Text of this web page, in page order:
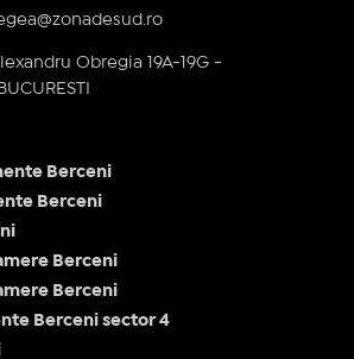
Obregia 19A-19G -
Berceni
Berceni
Berceni
Berceni
Berceni sector 4